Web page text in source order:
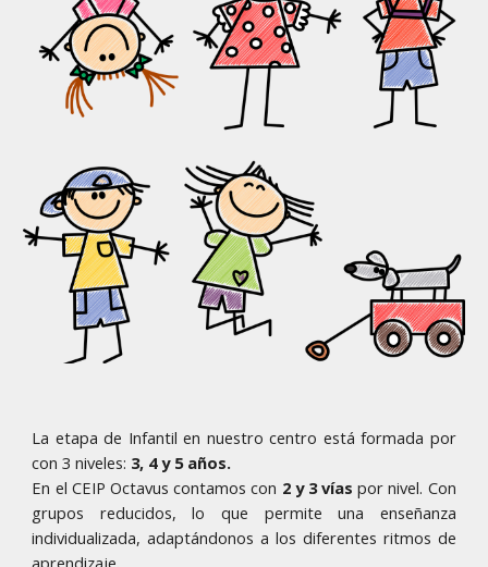
La etapa de Infantil en nuestro centro está formada por
con 3 niveles: 3, 4 y 5 años.
En el CEIP Octavus contamos con 2 y 3 vías por nivel. Con
grupos reducidos, lo que permite una enseñanza
individualizada, adaptándonos a los diferentes ritmos de
aprendizaje.